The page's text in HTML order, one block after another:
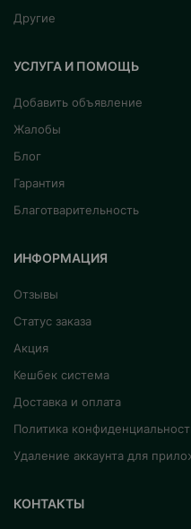
Другие
УСЛУГА И ПОМОЩЬ
Добавить объявление
Жалобы
Блог
Гарантия
Благотварительность
ИНФОРМАЦИЯ
Отзывы
Статус заказа
Акция
Кешбек система
Доставка и оплата
Политика
Удаление аккаунта для
КОНТАКТЫ